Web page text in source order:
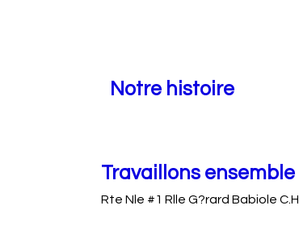
Notre histoire
Travaillons ensemble
Rte Nle #1 Rlle G?rard Babiole C.H